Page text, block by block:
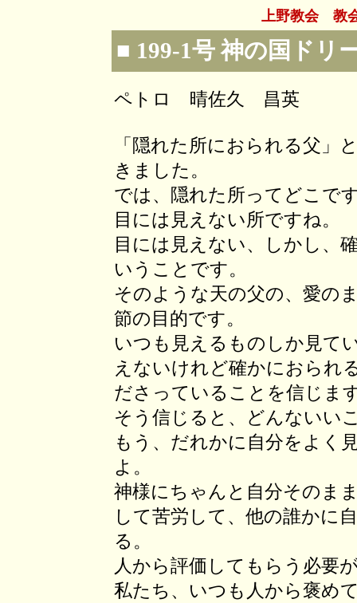
上野教会 教
■ 199-1号 神の国ドリ
ペトロ 晴佐久 昌英
「隠れた所におられる父」
きました。
では、隠れた所ってどこで
目には見えない所ですね。
目には見えない、しかし、
いうことです。
そのような天の父の、愛の
節の目的です。
いつも見えるものしか見て
えないけれど確かにおられ
ださっていることを信じま
そう信じると、どんないい
もう、だれかに自分をよく
よ。
神様にちゃんと自分そのま
して苦労して、他の誰かに
る。
人から評価してもらう必要
私たち、いつも人から褒め